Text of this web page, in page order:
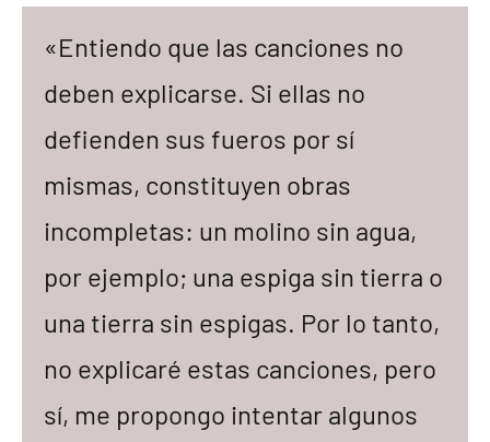
«Entiendo que las canciones no
deben explicarse. Si ellas no
defienden sus fueros por sí
mismas, constituyen obras
incompletas: un molino sin agua,
por ejemplo; una espiga sin tierra o
una tierra sin espigas. Por lo tanto,
no explicaré estas canciones, pero
sí, me propongo intentar algunos